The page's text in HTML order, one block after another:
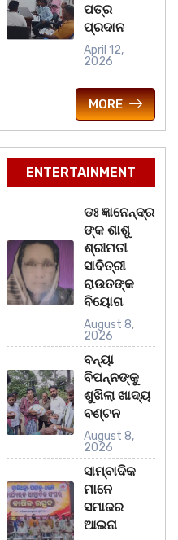
ପତ୍ର
ପ୍ରଦାନ
April 12,
2026
MORE
ENTERTAINMENT
ଡଃ ଜ୍ଞାନେନ୍ଦ୍ର
ଙ୍କ ଶାଶୁ
ଶ୍ରୀମତୀ
ସାବିତ୍ରୀ
ରାଉତଙ୍କ
ବିୟୋଗ
August 8,
2026
ବନ୍ୟା
ବିପନ୍ନଙ୍କୁ
ଶୁଖିଲା ଖାଦ୍ୟ
ବଣ୍ଟନ
August 8,
2026
ସାମ୍ବାଦିକ
ମାନେ
ସମାଜର
ଆଇନା